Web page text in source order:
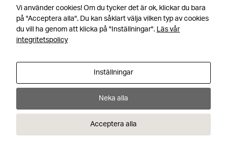
YouTube
Adress
66695 Dals Långed
Kontakt
+46 531 710 00
info@steneby.se
Visa alla kontaktuppgifter
Vi använder cookies! Om du tycker det är ok, klickar du bara
på "Acceptera alla". Du kan såklart välja vilken typ av cookies
du vill ha genom att klicka på "Inställningar".Läs vår
integritetspolicy
Inställningar
Neka alla
Acceptera alla